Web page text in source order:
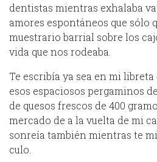
dentistas mientras exhalaba
amores espontáneos que sólo
muestrario barrial sobre los
vida que nos rodeaba.
Te escribía ya sea en mi
esos espaciosos pergaminos
de quesos frescos de 400
mercado de a la vuelta de mi
sonreía también mientras te
culo.